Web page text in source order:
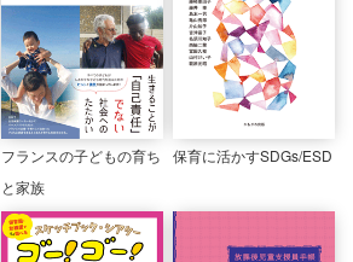
フランスの子どもの育ち
と家族
保育に活かすSDGs/ESD